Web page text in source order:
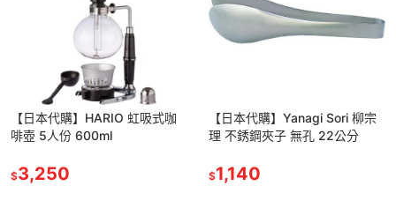
【日本代購】HARIO 虹吸式咖
啡壺 5人份 600ml
$3,250
【日本代購】Yanagi Sori 柳宗
理 不銹鋼夾子 無孔 22公分
$1,140